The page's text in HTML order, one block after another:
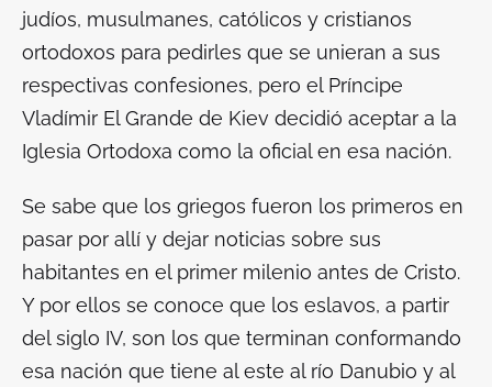
judíos, musulmanes, católicos y cristianos
ortodoxos para pedirles que se unieran a sus
respectivas confesiones, pero el Príncipe
Vladímir El Grande de Kiev decidió aceptar a la
Iglesia Ortodoxa como la oficial en esa nación.
Se sabe que los griegos fueron los primeros en
pasar por allí y dejar noticias sobre sus
habitantes en el primer milenio antes de Cristo.
Y por ellos se conoce que los eslavos, a partir
del siglo IV, son los que terminan conformando
esa nación que tiene al este al río Danubio y al